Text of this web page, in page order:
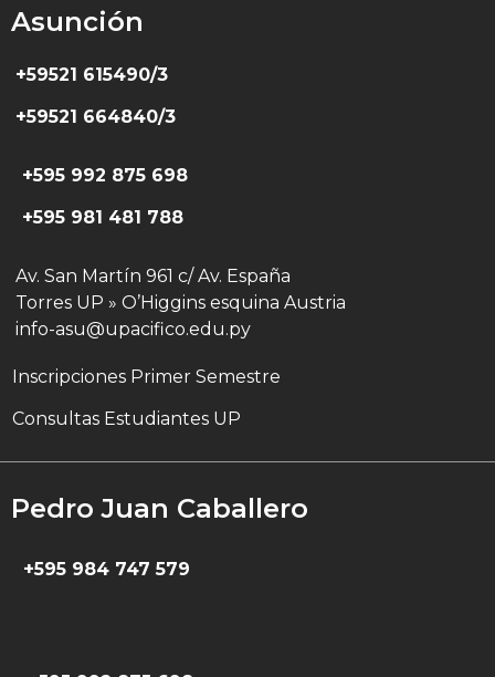
Asunción
+59521 615490/3
+59521 664840/3
+595 992 875 698
+595 981 481 788
Av. San Martín 961 c/ Av. España
Torres UP » O’Higgins esquina Austria
info-asu@upacifico.edu.py
Inscripciones Primer Semestre
Consultas Estudiantes UP
Pedro Juan Caballero
+595 984 747 579